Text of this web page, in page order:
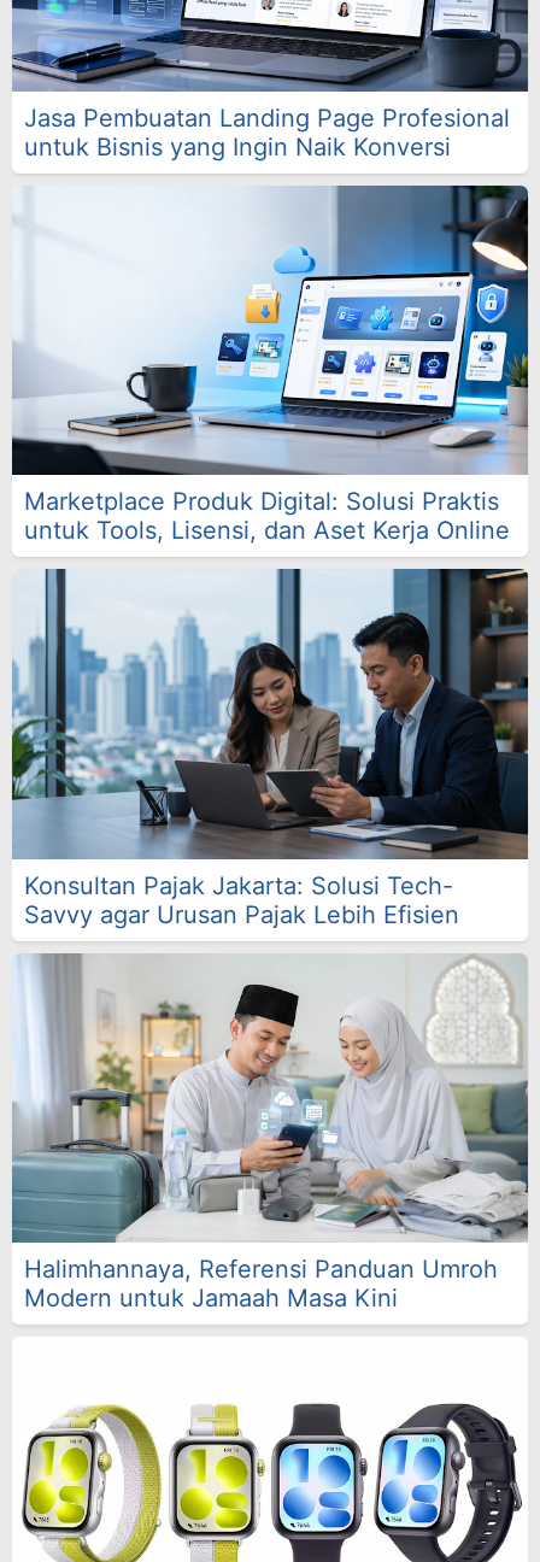
Jasa Pembuatan Landing Page Profesional
untuk Bisnis yang Ingin Naik Konversi
Marketplace Produk Digital: Solusi Praktis
untuk Tools, Lisensi, dan Aset Kerja Online
Konsultan Pajak Jakarta: Solusi Tech-
Savvy agar Urusan Pajak Lebih Efisien
Halimhannaya, Referensi Panduan Umroh
Modern untuk Jamaah Masa Kini